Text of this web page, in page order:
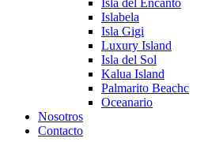
Isla del Encanto
Islabela
Isla Gigi
Luxury Island
Isla del Sol
Kalua Island
Palmarito Beachc
Oceanario
Nosotros
Contacto